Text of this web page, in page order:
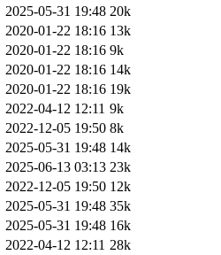
2025-05-31 19:48 20k
2020-01-22 18:16 13k
2020-01-22 18:16 9k
2020-01-22 18:16 14k
2020-01-22 18:16 19k
2022-04-12 12:11 9k
2022-12-05 19:50 8k
2025-05-31 19:48 14k
2025-06-13 03:13 23k
2022-12-05 19:50 12k
2025-05-31 19:48 35k
2025-05-31 19:48 16k
2022-04-12 12:11 28k